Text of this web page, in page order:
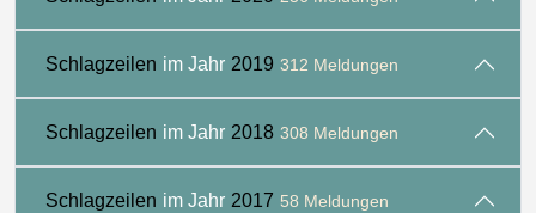
Schlagzeilen im Jahr 2019 312 Meldungen
Schlagzeilen im Jahr 2018 308 Meldungen
Schlagzeilen im Jahr 2017 58 Meldungen